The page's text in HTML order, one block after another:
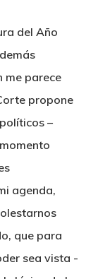
del Año
me parece
propone
–
agenda,
que para
sea vista -